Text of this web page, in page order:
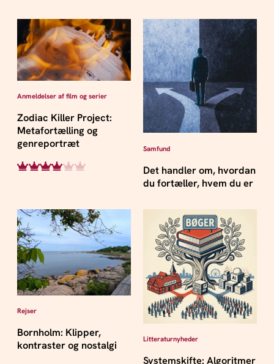
Anmeldelser af film og serier
Zodiac Killer Project:
Metafortælling og
genreportræt
Samfund
Det handler om, hvordan
du fortæller, hvem du er
Rejser
Bornholm: Klipper,
kontraster og nostalgi
Litteraturnyheder
Systemskifte: Algoritmer